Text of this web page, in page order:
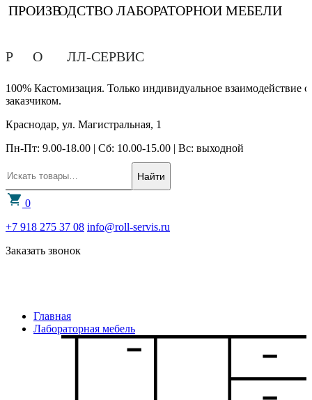
Р О ЛЛ-СЕРВИС
ПРОИЗВОДСТВО ЛАБОРАТОРНОЙ МЕБЕЛИ
100% Кастомизация. Только индивидуальное взаимодействие с
заказчиком.
Краснодар, ул. Магистральная, 1
Пн-Пт: 9.00-18.00 | Сб: 10.00-15.00 | Вс: выходной
Найти
0
+7 918 275 37 08 info@roll-servis.ru
Заказать звонок
Главная
Лабораторная мебель